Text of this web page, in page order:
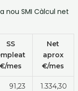
nou SMI Càlcul net
SS
€/mes
Net
aprox
€/mes
91,23 1.334,30